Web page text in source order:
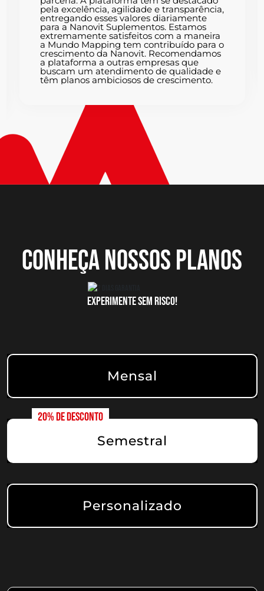
pela excelência, agilidade e transparência,
entregando esses valores diariamente
para a Nanovit Suplementos. Estamos
extremamente satisfeitos com a maneira
a Mundo Mapping tem contribuído para o
crescimento da Nanovit. Recomendamos
a plataforma a outras empresas que
buscam um atendimento de qualidade e
têm planos ambiciosos de crescimento.
CONHEÇA NOSSOS PLANOS
EXPERIMENTE SEM RISCO!
Mensal
Semestral
Personalizado